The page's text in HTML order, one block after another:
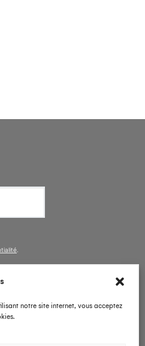
notre site internet, vous acceptez